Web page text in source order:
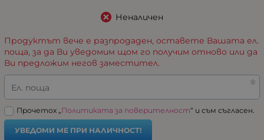
Неналичен
Продуктът вече е разпродаден, оставете Вашата ел.
поща, за да Ви уведомим щом го получим отново или да
Ви предложим негов заместител.
Ел. поща
Прочетох „Политиката за поверителност“ и съм съгласен.
УВЕДОМИ МЕ ПРИ НАЛИЧНОСТ!